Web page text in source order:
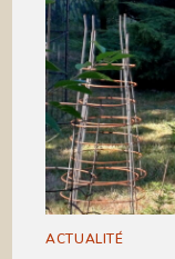
ACTUALITÉ